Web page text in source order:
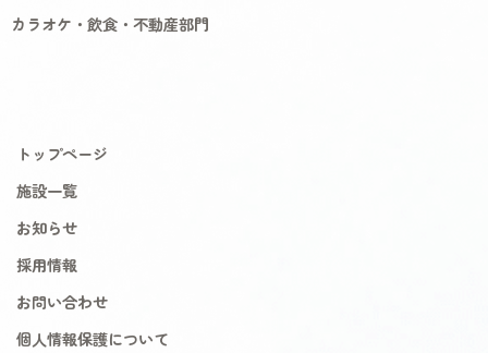
カラオケ・飲食・不動産部門
トップページ
施設一覧
お知らせ
採用情報
お問い合わせ
個人情報保護について